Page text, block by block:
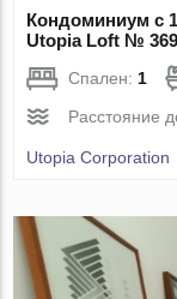
Кондоминиум с
Utopia Loft №
Спален: 1
Расстояние
Utopia Corporation